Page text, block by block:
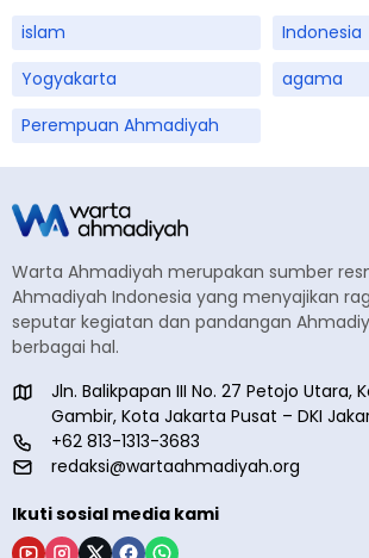
islam
Indonesia
Yogyakarta
agama
Perempuan Ahmadiyah
Warta Ahmadiyah merupakan sumber
Ahmadiyah Indonesia yang menyajikan
seputar kegiatan dan pandangan
berbagai hal.
Jln. Balikpapan III No. 27 Petojo Utara,
Gambir, Kota Jakarta Pusat – DKI
+62 813-1313-3683
redaksi@wartaahmadiyah.org
Ikuti sosial media kami